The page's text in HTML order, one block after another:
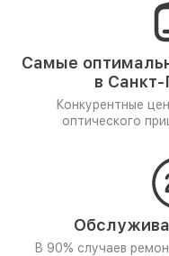
Самые
в Санкт-
Конкурентные
оптического
В 90% случаев